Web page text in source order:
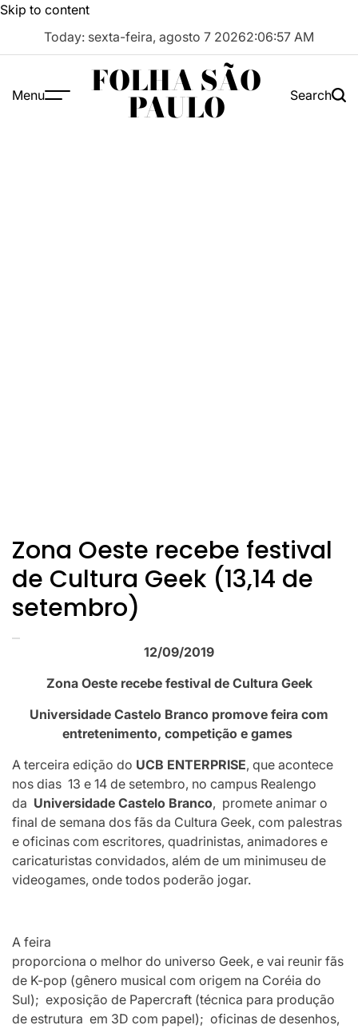
Skip to content
Today: sexta-feira, agosto 7 20262:06:58 AM
Menu FOLHA SÃO
PAULO Search
Zona Oeste recebe festival
de Cultura Geek (13,14 de
setembro)
12/09/2019
Zona Oeste recebe festival de Cultura Geek
Universidade Castelo Branco promove feira com
entretenimento, competição e games
A terceira edição do UCB ENTERPRISE, que acontece
nos dias 13 e 14 de setembro, no campus Realengo
da Universidade Castelo Branco, promete animar o
final de semana dos fãs da Cultura Geek, com palestras
e oficinas com escritores, quadrinistas, animadores e
caricaturistas convidados, além de um minimuseu de
videogames, onde todos poderão jogar.
A feira
proporciona o melhor do universo Geek, e vai reunir fãs
de K-pop (gênero musical com origem na Coréia do
Sul); exposição de Papercraft (técnica para produção
de estrutura em 3D com papel); oficinas de desenhos,